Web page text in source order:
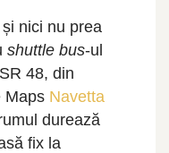
nici nu prea
shuttle bus-ul
48, din
Maps Navetta
durează
fix la